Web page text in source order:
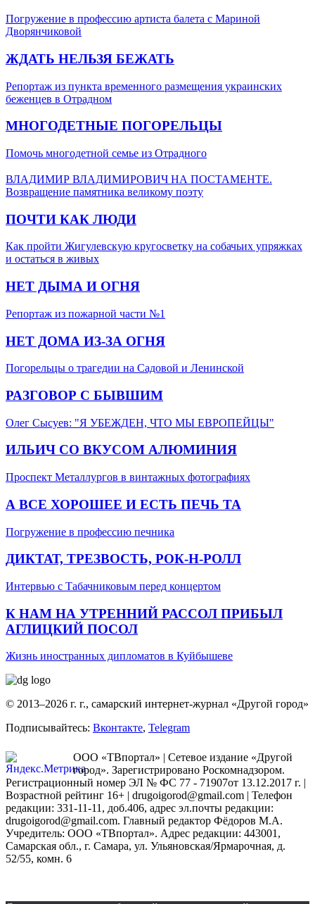
Погружение в профессию артиста балета с Мариной
Дворянчиковой
ЖДАТЬ НЕЛЬЗЯ БЕЖАТЬ
Репортаж из пункта временного размещения украинских
беженцев в Отрадном
МНОГОДЕТНЫЕ ПОГОРЕЛЬЦЫ
Помочь многодетной семье из Отрадного
ВЛАДИМИР ВЛАДИМИРОВИЧ НА ПОСТАМЕНТЕ.
Возвращение памятника великому поэту
ПОЧТИ КАК ЛЮДИ
Как пройти Жигулевскую кругосветку на собачьих упряжках
и остаться в живых
НЕТ ДЫМА И ОГНЯ
Репортаж из пожарной части №1
НЕТ ДОМА ИЗ-ЗА ОГНЯ
Погорельцы о трагедии на Садовой и Ленинской
РАЗГОВОР С БЫВШИМ
Олег Сысуев: "Я УБЕЖДЕН, ЧТО МЫ ЕВРОПЕЙЦЫ"
ИЛЬИЧ СО ВКУСОМ АЛЮМИНИЯ
Проспект Металлургов в винтажных фотографиях
А ВСЕ ХОРОШЕЕ И ЕСТЬ ПЕЧЬ ТА
Погружение в профессию печника
ДИКТАТ, ТРЕЗВОСТЬ, РОК-Н-РОЛЛ
Интервью с Табачниковым перед концертом
К НАМ НА УТРЕННИЙ РАССОЛ ПРИБЫЛ
АГЛИЦКИЙ ПОСОЛ
Жизнь иностранных дипломатов в Куйбышеве
© 2013–2026 г. г., самарский интернет-журнал «Другой город»
Подписывайтесь: Вконтакте, Telegram
ООО «ТВпортал» | Сетевое издание «Другой
город». Зарегистрировано Роскомнадзором.
Регистрационный номер ЭЛ № ФС 77 - 71907от 13.12.2017 г. |
Возрастной рейтинг 16+ | drugoigorod@gmail.com | Телефон
редакции: 331-11-11, доб.406, адрес эл.почты редакции:
drugoigorod@gmail.com. Главный редактор Фёдоров М.А.
Учредитель: ООО «ТВпортал». Адрес редакции: 443001,
Самарская обл., г. Самара, ул. Ульяновская/Ярмарочная, д.
52/55, комн. 6